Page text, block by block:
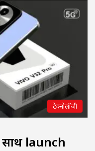
टेक्नोलॉजी
साथ launch